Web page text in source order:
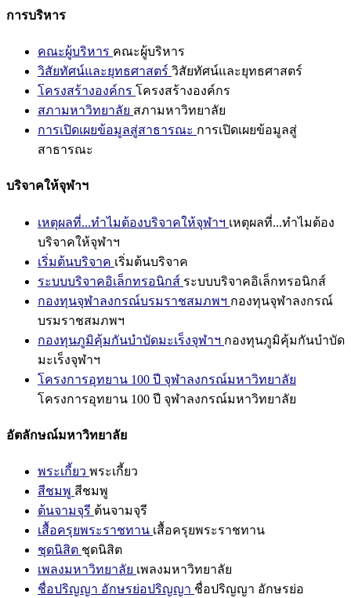
การบริหาร
คณะผู้บริหาร คณะผู้บริหาร
วิสัยทัศน์และยุทธศาสตร์ วิสัยทัศน์และยุทธศาสตร์
โครงสร้างองค์กร โครงสร้างองค์กร
สภามหาวิทยาลัย สภามหาวิทยาลัย
การเปิดเผยข้อมูลสู่สาธารณะ การเปิดเผยข้อมูลสู่
สาธารณะ
บริจาคให้จุฬาฯ
เหตุผลที่...ทำไมต้องบริจาคให้จุฬาฯ เหตุผลที่...ทำไมต้อง
บริจาคให้จุฬาฯ
เริ่มต้นบริจาค เริ่มต้นบริจาค
ระบบบริจาคอิเล็กทรอนิกส์ ระบบบริจาคอิเล็กทรอนิกส์
กองทุนจุฬาลงกรณ์บรมราชสมภพฯ กองทุนจุฬาลงกรณ์
บรมราชสมภพฯ
กองทุนภูมิคุ้มกันบำบัดมะเร็งจุฬาฯ กองทุนภูมิคุ้มกันบำบัด
มะเร็งจุฬาฯ
โครงการอุทยาน 100 ปี จุฬาลงกรณ์มหาวิทยาลัย
โครงการอุทยาน 100 ปี จุฬาลงกรณ์มหาวิทยาลัย
อัตลักษณ์มหาวิทยาลัย
พระเกี้ยว พระเกี้ยว
สีชมพู สีชมพู
ต้นจามจุรี ต้นจามจุรี
เสื้อครุยพระราชทาน เสื้อครุยพระราชทาน
ชุดนิสิต ชุดนิสิต
เพลงมหาวิทยาลัย เพลงมหาวิทยาลัย
ชื่อปริญญา อักษรย่อปริญญา ชื่อปริญญา อักษรย่อ